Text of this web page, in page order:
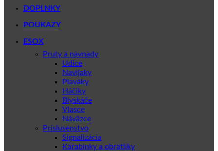
DOPLNKY
POUKAZY
ESOX
Pruty a navnady
Udice
Navijaky
Plaváky
Háčiky
Blyskáče
Vlasce
Náväzce
Prislusenstvo
Signalizácia
Karabinky a obratlíky